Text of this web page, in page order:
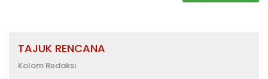
TAJUK RENCANA
Kolom Redaksi